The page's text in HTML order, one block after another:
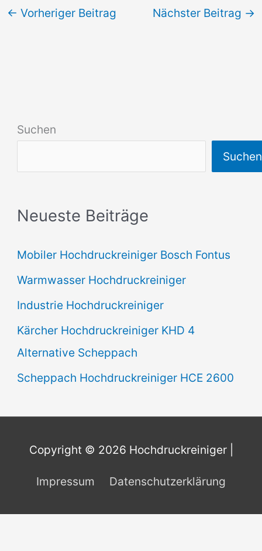
← Vorheriger Beitrag Nächster Beitrag →
Suchen
Suchen
Neueste Beiträge
Mobiler Hochdruckreiniger Bosch Fontus
Warmwasser Hochdruckreiniger
Industrie Hochdruckreiniger
Kärcher Hochdruckreiniger KHD 4
Alternative Scheppach
Scheppach Hochdruckreiniger HCE 2600
Copyright © 2026 Hochdruckreiniger|
Impressum Datenschutzerklärung